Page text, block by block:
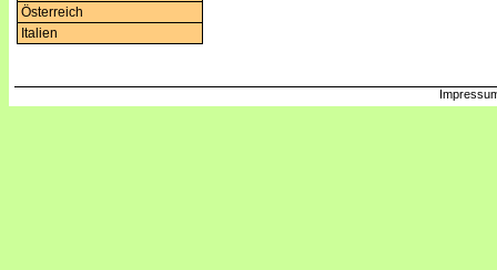
Österreich
Italien